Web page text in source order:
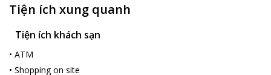
hết 20 phút lái xe. Với vị trí thuận lợi, bạn thoải mái khám phá
những điểm du lịch ở Sài Gòn
Đặc điểm khách sạn
hiện đại và lịch sự, là địa điểm dừng chân lý tưởng cho du khách
Tiện ích xung quanh
Tiện ích khách sạn
• ATM
• Shopping on site